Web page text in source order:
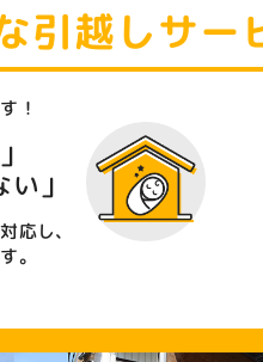
引越しサー
！
」
応し、
。